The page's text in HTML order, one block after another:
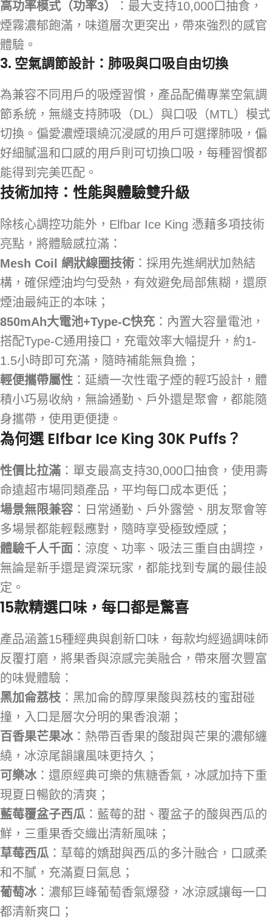
高功率模式（功率3）
：最大支持10,000口抽食，
煙霧濃郁飽滿，味道層次更突出，帶來強烈的感官
體驗。
3. 空氣調節設計：肺吸與口吸自由切換
為兼容不同用戶的吸煙習慣，產品配備專業空氣調
節系統，無縫支持肺吸（DL）與口吸（MTL）模式
切換。偏愛濃煙環繞沉浸感的用戶可選擇肺吸，偏
好細膩溫和口感的用戶則可切換口吸，每種習慣都
能得到完美匹配。
技術加持：性能與體驗雙升級
除核心調控功能外，Elfbar Ice King 憑藉多項技術
亮點，將體驗感拉滿：
Mesh Coil 網狀線圈技術 ：採用先進網狀加熱結
構，確保煙油均勻受熱，有效避免局部焦糊，還原
煙油最純正的本味；
850mAh大電池+Type-C快充 ：內置大容量電池，
搭配Type-C通用接口，充電效率大幅提升，約1-
1.5小時即可充滿，隨時補能無負擔；
輕便攜帶屬性 ：延續一次性電子煙的輕巧設計，體
積小巧易收納，無論通勤、戶外還是聚會，都能隨
身攜帶，使用更便捷。
為何選 Elfbar Ice King 30K Puffs？
性價比拉滿 ：單支最高支持30,000口抽食，使用壽
命遠超市場同類產品，平均每口成本更低；
場景無限兼容 ：日常通勤、戶外露營、朋友聚會等
多場景都能輕鬆應對，隨時享受極致煙感；
體驗千人千面 ：涼度、功率、吸法三重自由調控，
無論是新手還是資深玩家，都能找到专属的最佳設
定。
15款精選口味，每口都是驚喜
產品涵蓋15種經典與創新口味，每款均經過調味師
反覆打磨，將果香與涼感完美融合，帶來層次豐富
的味覺體驗：
黑加侖荔枝 ：黑加侖的醇厚果酸與荔枝的蜜甜碰
撞，入口是層次分明的果香浪潮；
百香果芒果冰：熱帶百香果的酸甜與芒果的濃郁纏
繞，冰涼尾韻讓風味更持久；
可樂冰：還原經典可樂的焦糖香氣，冰感加持下重
現夏日暢飲的清爽；
藍莓覆盆子西瓜 ：藍莓的甜、覆盆子的酸與西瓜的
鮮，三重果香交織出清新風味；
草莓西瓜 ：草莓的嬌甜與西瓜的多汁融合，口感柔
和不膩，充滿夏日氣息；
葡萄冰：濃郁巨峰葡萄香氣爆發，冰涼感讓每一口
都清新爽口；